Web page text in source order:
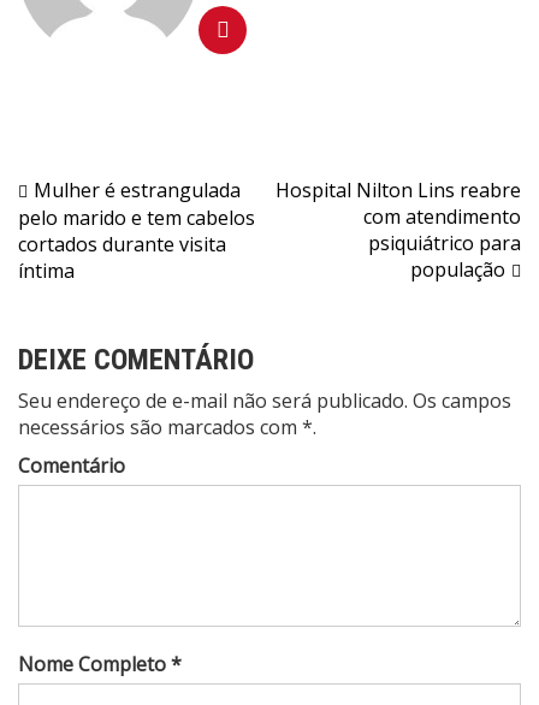
Navegação
de
Post
Mulher é estrangulada
pelo marido e tem cabelos
cortados durante visita
íntima
Hospital Nilton Lins reabre
com atendimento
psiquiátrico para
população
DEIXE COMENTÁRIO
Seu endereço de e-mail não será publicado. Os campos
necessários são marcados com *.
Comentário
Nome Completo *